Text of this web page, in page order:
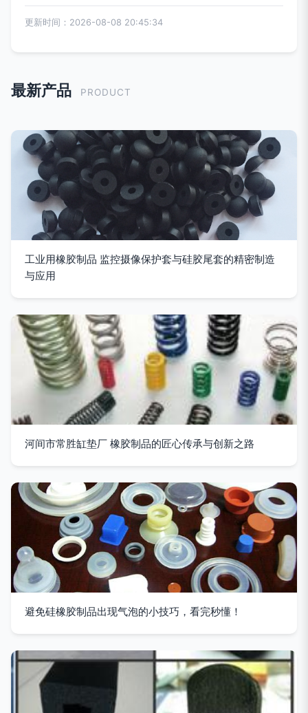
更新时间：2026-08-08 20:45:34
最新产品 PRODUCT
工业用橡胶制品 监控摄像保护套与硅胶尾套的精密制造
与应用
河间市常胜缸垫厂 橡胶制品的匠心传承与创新之路
避免硅橡胶制品出现气泡的小技巧，看完秒懂！